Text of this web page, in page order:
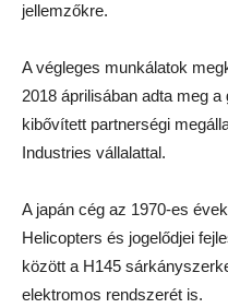
jellemzőkre.
A végleges munkálatok
2018 áprilisában adta meg
kibővített partnerségi
Industries vállalattal.
A japán cég az 1970-es
Helicopters és jogelődjei
között a H145
elektromos rendszerét is.